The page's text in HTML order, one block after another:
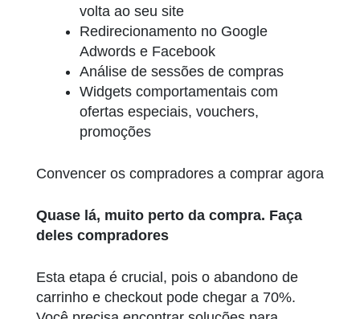
volta ao seu site
Redirecionamento no Google
Adwords e Facebook
Análise de sessões de compras
Widgets comportamentais com
ofertas especiais, vouchers,
promoções
Convencer os compradores a comprar agora
Quase lá, muito perto da compra. Faça
deles compradores
Esta etapa é crucial, pois o abandono de
carrinho e checkout pode chegar a 70%.